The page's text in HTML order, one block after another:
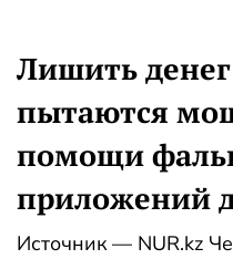
Лишить денег
пытаются
помощи
приложений
Источник — NUR.kz